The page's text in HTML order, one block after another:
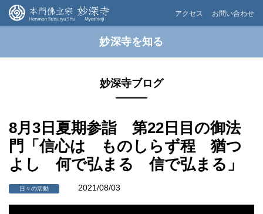
アクセス お問い合わせ
妙深寺を知る
妙深寺ブログ
8月3日夏期参詣 第22日目の御法
門「信心は ものしらず程 猶つ
よし 何で弘まる 信で弘まる」
日々の活動 2021/08/03